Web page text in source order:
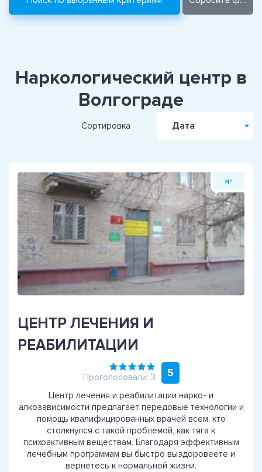
Наркологический центр в
Волгограде
Сортировка Дата
№
ЦЕНТР ЛЕЧЕНИЯ И
РЕАБИЛИТАЦИИ
Проголосовали: 3 5
Центр лечения и реабилитации нарко- и
алкозависимости предлагает передовые технологии и
помощь квалифицированных врачей всем, кто
столкнулся с такой проблемой, как тяга к
психоактивным веществам. Благодаря эффективным
лечебным программам вы быстро выздоровеете и
вернетесь к нормальной жизни.